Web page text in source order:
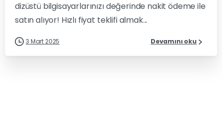
dizüstü bilgisayarlarınızı değerinde nakit ödeme ile
satın alıyor! Hızlı fiyat teklifi almak...
3 Mart 2025 Devamını oku